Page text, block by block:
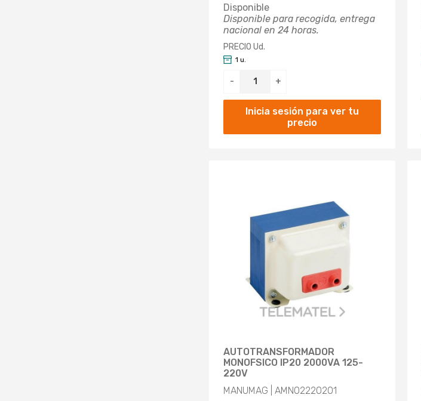
Disponible
Disponible para recogida, entrega
nacional en 24 horas.
PRECIO Ud.
- +
1 u.
Inicia sesión para ver tu
precio
AUTOTRANSFORMADOR
MONOFSICO IP20 2000VA 125-
220V
MANUMAG | AMN02220201